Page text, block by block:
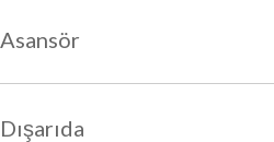
Asansör
Dışarıda